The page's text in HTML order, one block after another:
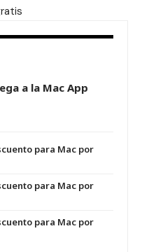
a la Mac App
para Mac por
para Mac por
para Mac por